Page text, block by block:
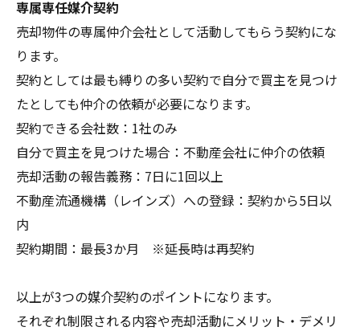
専属専任媒介契約
売却物件の専属仲介会社として活動してもらう契約にな
ります。
契約としては最も縛りの多い契約で自分で買主を見つけ
たとしても仲介の依頼が必要になります。
契約できる会社数：1社のみ
自分で買主を見つけた場合：不動産会社に仲介の依頼
売却活動の報告義務：7日に1回以上
不動産流通機構（レインズ）への登録：契約から5日以
内
契約期間：最長3か月 ※延長時は再契約
以上が3つの媒介契約のポイントになります。
それぞれ制限される内容や売却活動にメリット・デメリ